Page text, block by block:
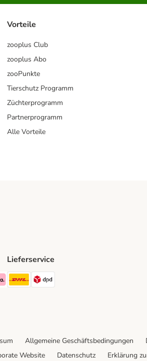
Vorteile
zooplus Club
zooplus Abo
zooPunkte
Tierschutz Programm
Züchterprogramm
Partnerprogramm
Alle Vorteile
Method
Payment Method
Lieferservice
DHL Shipping Method
Allgemeine Geschäftsbedingungen
Website Datenschutz Erklärung